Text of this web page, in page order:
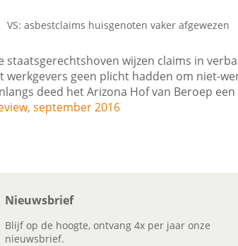
VS: asbestclaims huisgenoten vaker afgewezen
staatsgerechtshoven wijzen claims in
werkgevers geen plicht hadden om niet-
deed het Arizona Hof van Beroep
september 2016
Nieuwsbrief
Blijf op de hoogte, ontvang 4x per jaar onze
nieuwsbrief.